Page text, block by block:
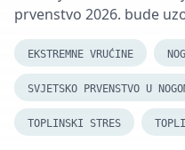
prvenstvo 2026. bude
EKSTREMNE VRUĆINE
SVJETSKO PRVENSTVO U
TOPLINSKI STRES